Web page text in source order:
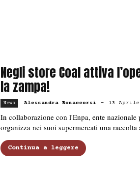
Negli store Coal attiva
la zampa!
News Alessandra Bonaccorsi - 13 Aprile
In collaborazione con l'Enpa, ente
organizza nei suoi supermercati una raccolta
Continua a leggere